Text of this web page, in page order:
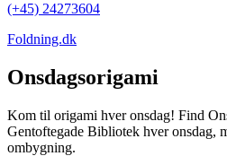
(+45) 24273604
Foldning.dk
Onsdagsorigami
Kom til origami hver onsdag! Find
Gentoftegade Bibliotek hver onsdag,
ombygning.